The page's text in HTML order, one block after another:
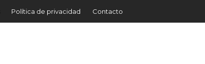
Política de privacidad Contacto